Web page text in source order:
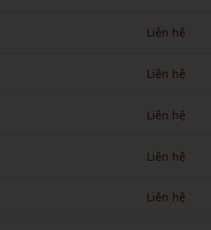
Liên hệ
Liên hệ
Liên hệ
Liên hệ
Liên hệ